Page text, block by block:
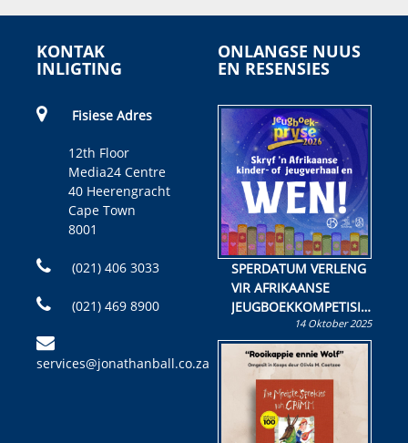
KONTAK
INLIGTING
Fisiese Adres
12th Floor
Media24 Centre
40 Heerengracht
Cape Town
8001
(021) 406 3033
(021) 469 8900
services@jonathanball.co.za
ONLANGSE NUUS
EN RESENSIES
SPERDATUM VERLENG
VIR AFRIKAANSE
JEUGBOEKKOMPETISIE
Skryf ’n jeugboek of
kinderboek en staan ’n
kans om R50 000 te
wen!
14 Oktober 2025